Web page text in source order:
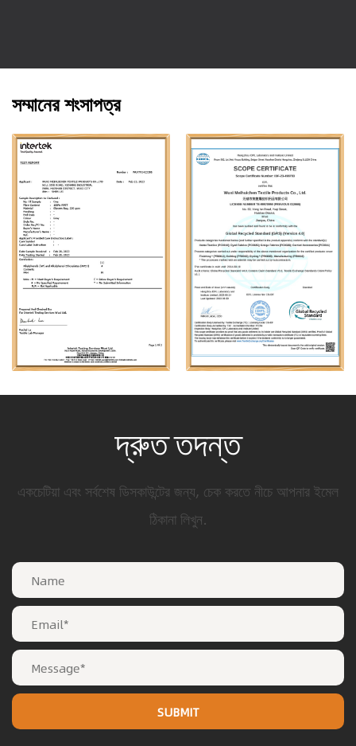
সম্মানের শংসাপত্র
দ্রুত তদন্ত
একচেটিয়া এবং সর্বশেষ ডিসকাউন্টের জন্য, চেক করতে নীচে আপনার ইমেল
ঠিকানা লিখুন.